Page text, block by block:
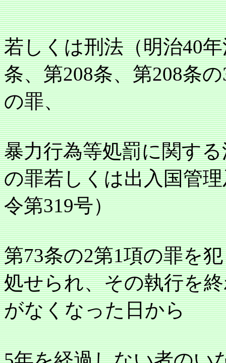
若しくは刑法（明治40
条、第208条、第208条
の罪、
暴力行為等処罰に関す
の罪若しくは出入国管
令第319号）
第73条の2第1項の罪を
処せられ、その執行を
がなくなった日から